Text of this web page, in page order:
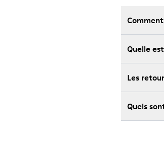
Quelle
Les
Quels